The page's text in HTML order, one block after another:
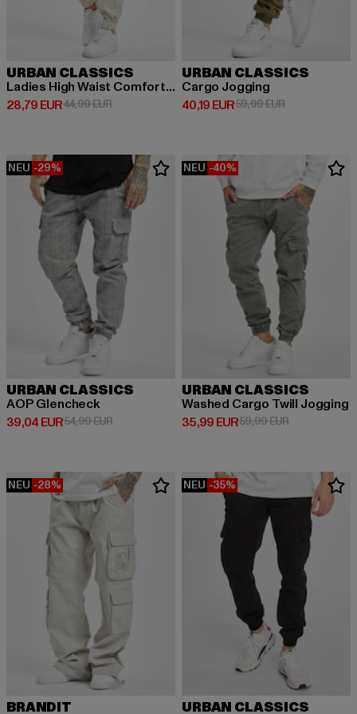
URBAN CLASSICS
Ladies High Waist Comfort Jogging
28,79 EUR
Derzeitiger Preis: 28,79 EUR
44,99 EURAktionspreis: 44,99 EUR
URBAN CLASSICS
Cargo Jogging
40,19 EUR
Derzeitiger Preis: 40,19 EUR
59,99 EURAktionspreis:
NEU -29%
URBAN CLASSICS
AOP Glencheck
39,04 EUR
Derzeitiger Preis: 39,04 EUR
54,99 EURAktionspreis: 54,99 EUR
NEU -40%
URBAN CLASSICS
Washed Cargo Twill Jogging
35,99 EUR
Derzeitiger Preis: 35,99 EUR
59,99 EURAktionspreis:
NEU -28%
BRANDIT
NEU -35%
URBAN CLASSICS